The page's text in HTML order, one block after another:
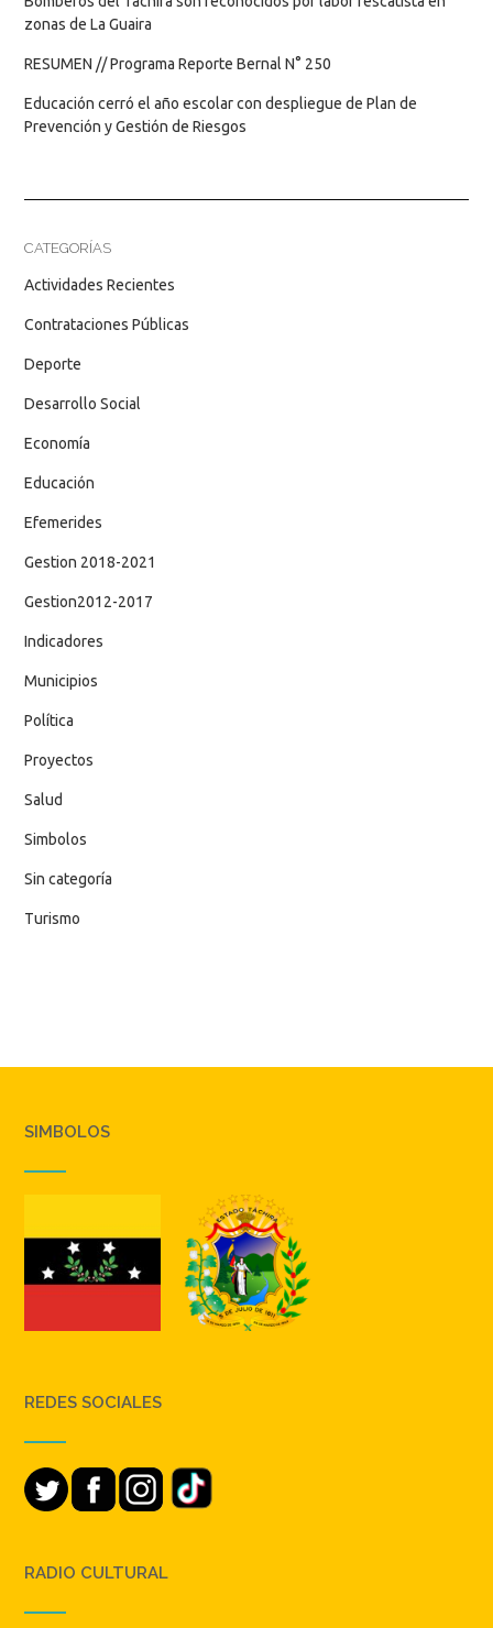
zonas de La Guaira
RESUMEN // Programa Reporte Bernal N° 250
Educación cerró el año escolar con despliegue de Plan de
Prevención y Gestión de Riesgos
CATEGORÍAS
Actividades Recientes
Contrataciones Públicas
Deporte
Desarrollo Social
Economía
Educación
Efemerides
Gestion 2018-2021
Gestion2012-2017
Indicadores
Municipios
Política
Proyectos
Salud
Simbolos
Sin categoría
Turismo
SIMBOLOS
REDES SOCIALES
RADIO CULTURAL